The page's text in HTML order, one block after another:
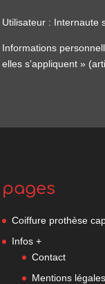
Utilisateur : Internaute
Informations
elles s’appliquent »
pages
Coiffure prothèse
Infos +
Contact
Mentions légales